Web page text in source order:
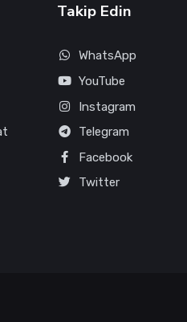
Takip Edin
WhatsApp
YouTube
Instagram
Telegram
Facebook
Twitter